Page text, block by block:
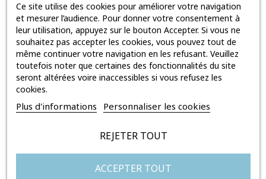
100th Bomb Group
Diamètre : 13,5 cm
YOU MAY ALSO
LIKE
Ce site utilise des cookies pour améliorer votre navigation
et mesurer l’audience. Pour donner votre consentement à
leur utilisation, appuyez sur le bouton Accepter. Si vous ne
souhaitez pas accepter les cookies, vous pouvez tout de
même continuer votre navigation en les refusant. Veuillez
toutefois noter que certaines des fonctionnalités du site
seront altérées voire inaccessibles si vous refusez les
cookies.
Plus d'informations Personnaliser les cookies
REJETER TOUT
ACCEPTER TOUT